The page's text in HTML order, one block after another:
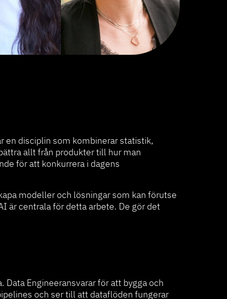
en disciplin som kombinerar statistik,
allt från produkter till hur man
för att konkurrera i dagens
modeller och lösningar som kan förutse
är centrala för detta arbete. De gör det
Engineeransvarar för att bygga och
och ser till att dataflöden fungerar